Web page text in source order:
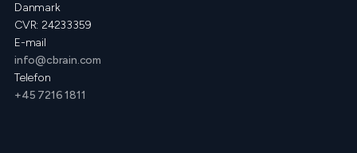
Danmark
CVR: 24233359
E-mail
info@cbrain.com
Telefon
+45 7216 1811